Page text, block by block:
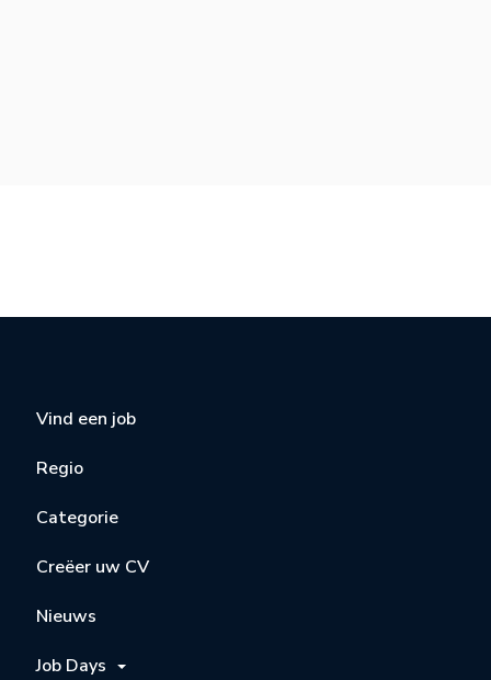
Vind een job
Regio
Categorie
Creëer uw CV
Nieuws
Job Days